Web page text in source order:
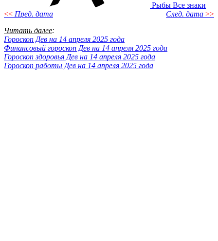
Рыбы Все знаки
<< Пред. дата След. дата >>
Читать далее:
Гороскоп Дев на 14 апреля 2025 года
Финансовый гороскоп Дев на 14 апреля 2025 года
Гороскоп здоровья Дев на 14 апреля 2025 года
Гороскоп работы Дев на 14 апреля 2025 года